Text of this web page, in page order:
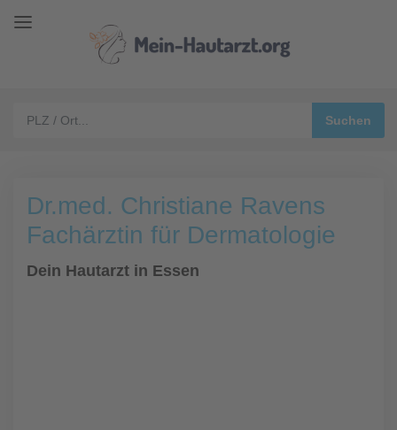
Dr.med. Christiane Ravens
Fachärztin für Dermatologie
Dein Hautarzt in Essen